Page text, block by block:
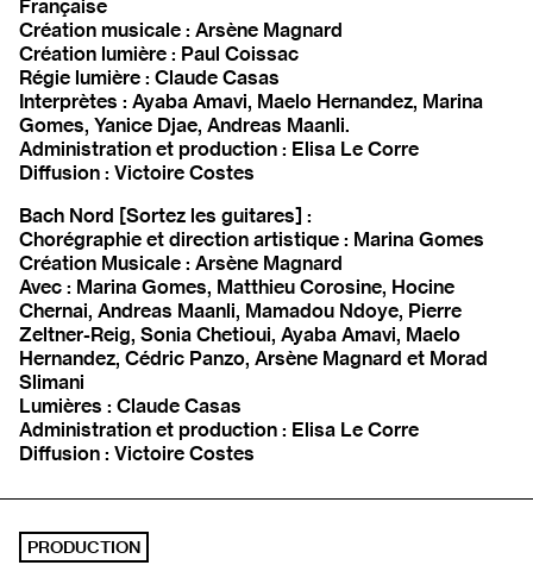
Française
Création musicale : Arsène Magnard
Création lumière : Paul Coissac
Régie lumière : Claude Casas
Interprètes : Ayaba Amavi, Maelo Hernandez, Marina
Gomes, Yanice Djae, Andreas Maanli.
Administration et production : Elisa Le Corre
Diffusion : Victoire Costes
Bach Nord [Sortez les guitares] :
Chorégraphie et direction artistique : Marina Gomes
Création Musicale : Arsène Magnard
Avec : Marina Gomes, Matthieu Corosine, Hocine
Chernai, Andreas Maanli, Mamadou Ndoye, Pierre
Zeltner-Reig, Sonia Chetioui, Ayaba Amavi, Maelo
Hernandez, Cédric Panzo, Arsène Magnard et Morad
Slimani
Lumières : Claude Casas
Administration et production : Elisa Le Corre
Diffusion : Victoire Costes
PRODUCTION